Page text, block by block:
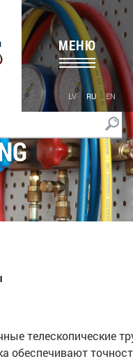
МЕНЮ
LV RU EN
телескопические
обеспечивают